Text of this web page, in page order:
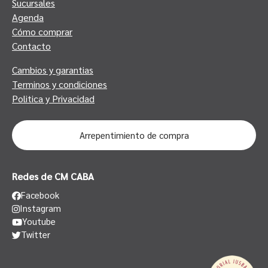
Sucursales
Agenda
Cómo comprar
Contacto
Cambios y garantias
Terminos y condiciones
Politica y Privacidad
Arrepentimiento de compra
Redes de CM CABA
Facebook
Instagram
Youtube
Twitter